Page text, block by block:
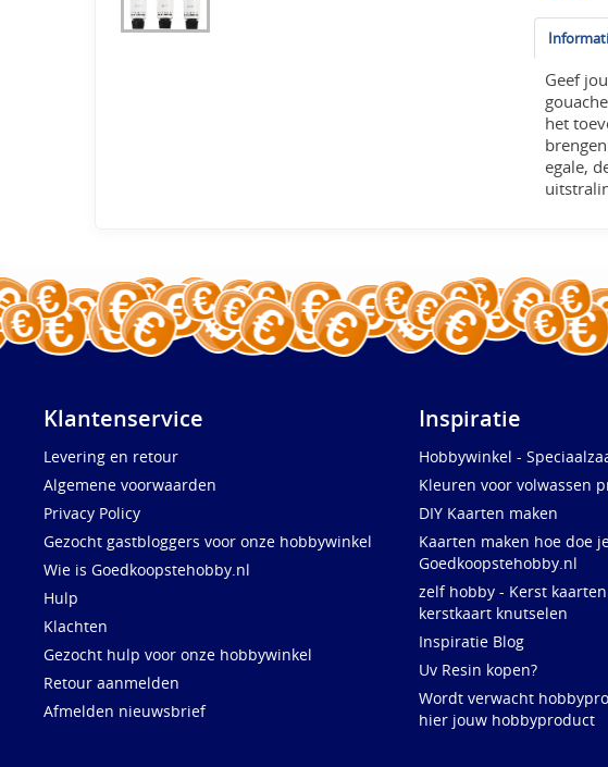
Geef
het
egale,
Klantenservice
Levering en retour
Algemene voorwaarden
Privacy Policy
Gezocht gastbloggers voor onze hobbywinkel
Wie is Goedkoopstehobby.nl
Hulp
Klachten
Gezocht hulp voor onze hobbywinkel
Retour aanmelden
Afmelden nieuwsbrief
Inspiratie
Hobbywinkel -
Kleuren voor volwassen
DIY Kaarten maken
Kaarten maken hoe doe
Goedkoopstehobby.nl
zelf hobby - Kerst
kerstkaart knutselen
Inspiratie Blog
Uv Resin kopen?
Wordt verwacht
hier jouw hobbyproduct